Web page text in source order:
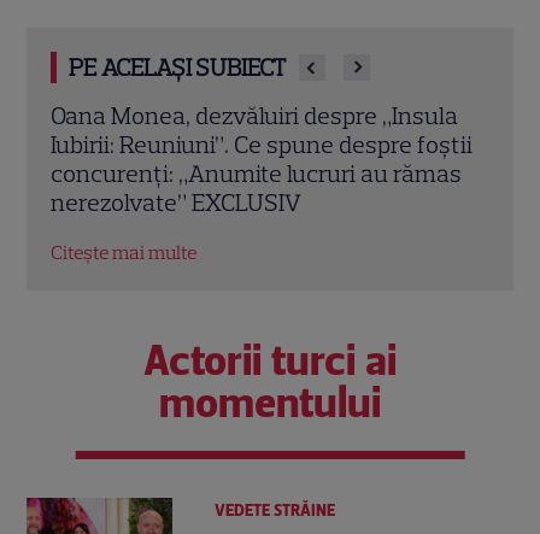
PE ACELAȘI SUBIECT
Grila TV de toamnă 2026: toate
premierele confirmate la Pro TV și
Antena 1. Ce show-uri și seriale revin din
septembrie
Citește mai multe
Actorii turci ai
momentului
VEDETE STRĂINE